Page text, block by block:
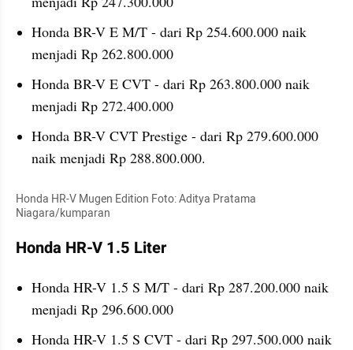
Honda BR-V E M/T - dari Rp 254.600.000 naik
menjadi Rp 262.800.000
Honda BR-V E CVT - dari Rp 263.800.000 naik
menjadi Rp 272.400.000
Honda BR-V CVT Prestige - dari Rp 279.600.000
naik menjadi Rp 288.800.000.
Honda HR-V Mugen Edition Foto: Aditya Pratama
Niagara/kumparan
Honda HR-V 1.5 Liter
Honda HR-V 1.5 S M/T - dari Rp 287.200.000 naik
menjadi Rp 296.600.000
Honda HR-V 1.5 S CVT - dari Rp 297.500.000 naik